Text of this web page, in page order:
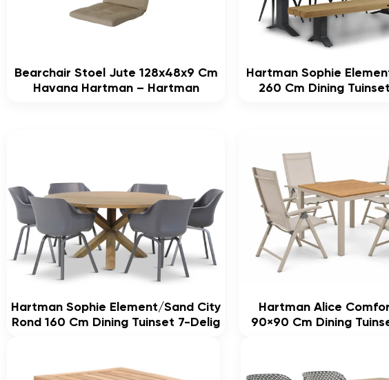
Bearchair Stoel Jute 128x48x9 Cm
Havana Hartman – Hartman
Hartman Sophie
260 Cm Dining
Hartman Sophie Element/Sand City
Rond 160 Cm Dining Tuinset 7-Delig
Hartman Alice
90×90 Cm Dining